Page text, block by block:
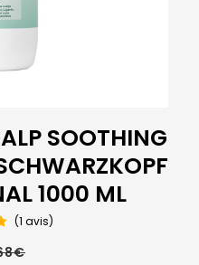
SOOTHING
1000 ML
(1 avis)